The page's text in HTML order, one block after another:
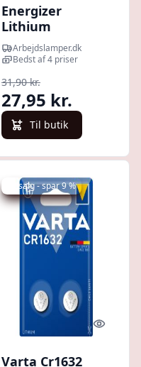
Energizer
Lithium
Miniature
CR1620 1 pack -
Arbejdslamper.dk
Bedst af 4 priser
31,90 kr.
27,95 kr.
Til butik
Udsalg - spar 9 %
Quick
Varta Cr1632